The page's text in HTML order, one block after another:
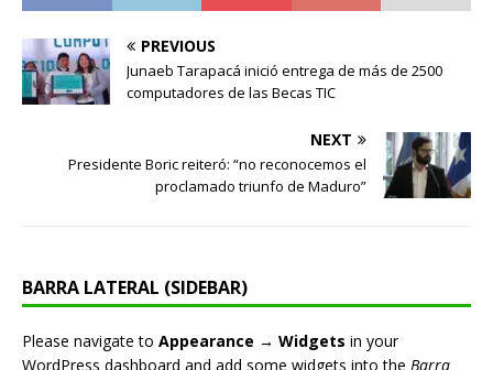
PREVIOUS
Junaeb Tarapacá inició entrega de más de 2500
computadores de las Becas TIC
NEXT
Presidente Boric reiteró: “no reconocemos el
proclamado triunfo de Maduro”
BARRA LATERAL (SIDEBAR)
Please navigate to Appearance → Widgets in your
WordPress dashboard and add some widgets into the Barra